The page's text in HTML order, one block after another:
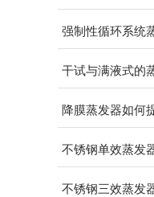
强制性循环系统
干试与满液式的
降膜蒸发器如何
不锈钢单效蒸发
不锈钢三效蒸发